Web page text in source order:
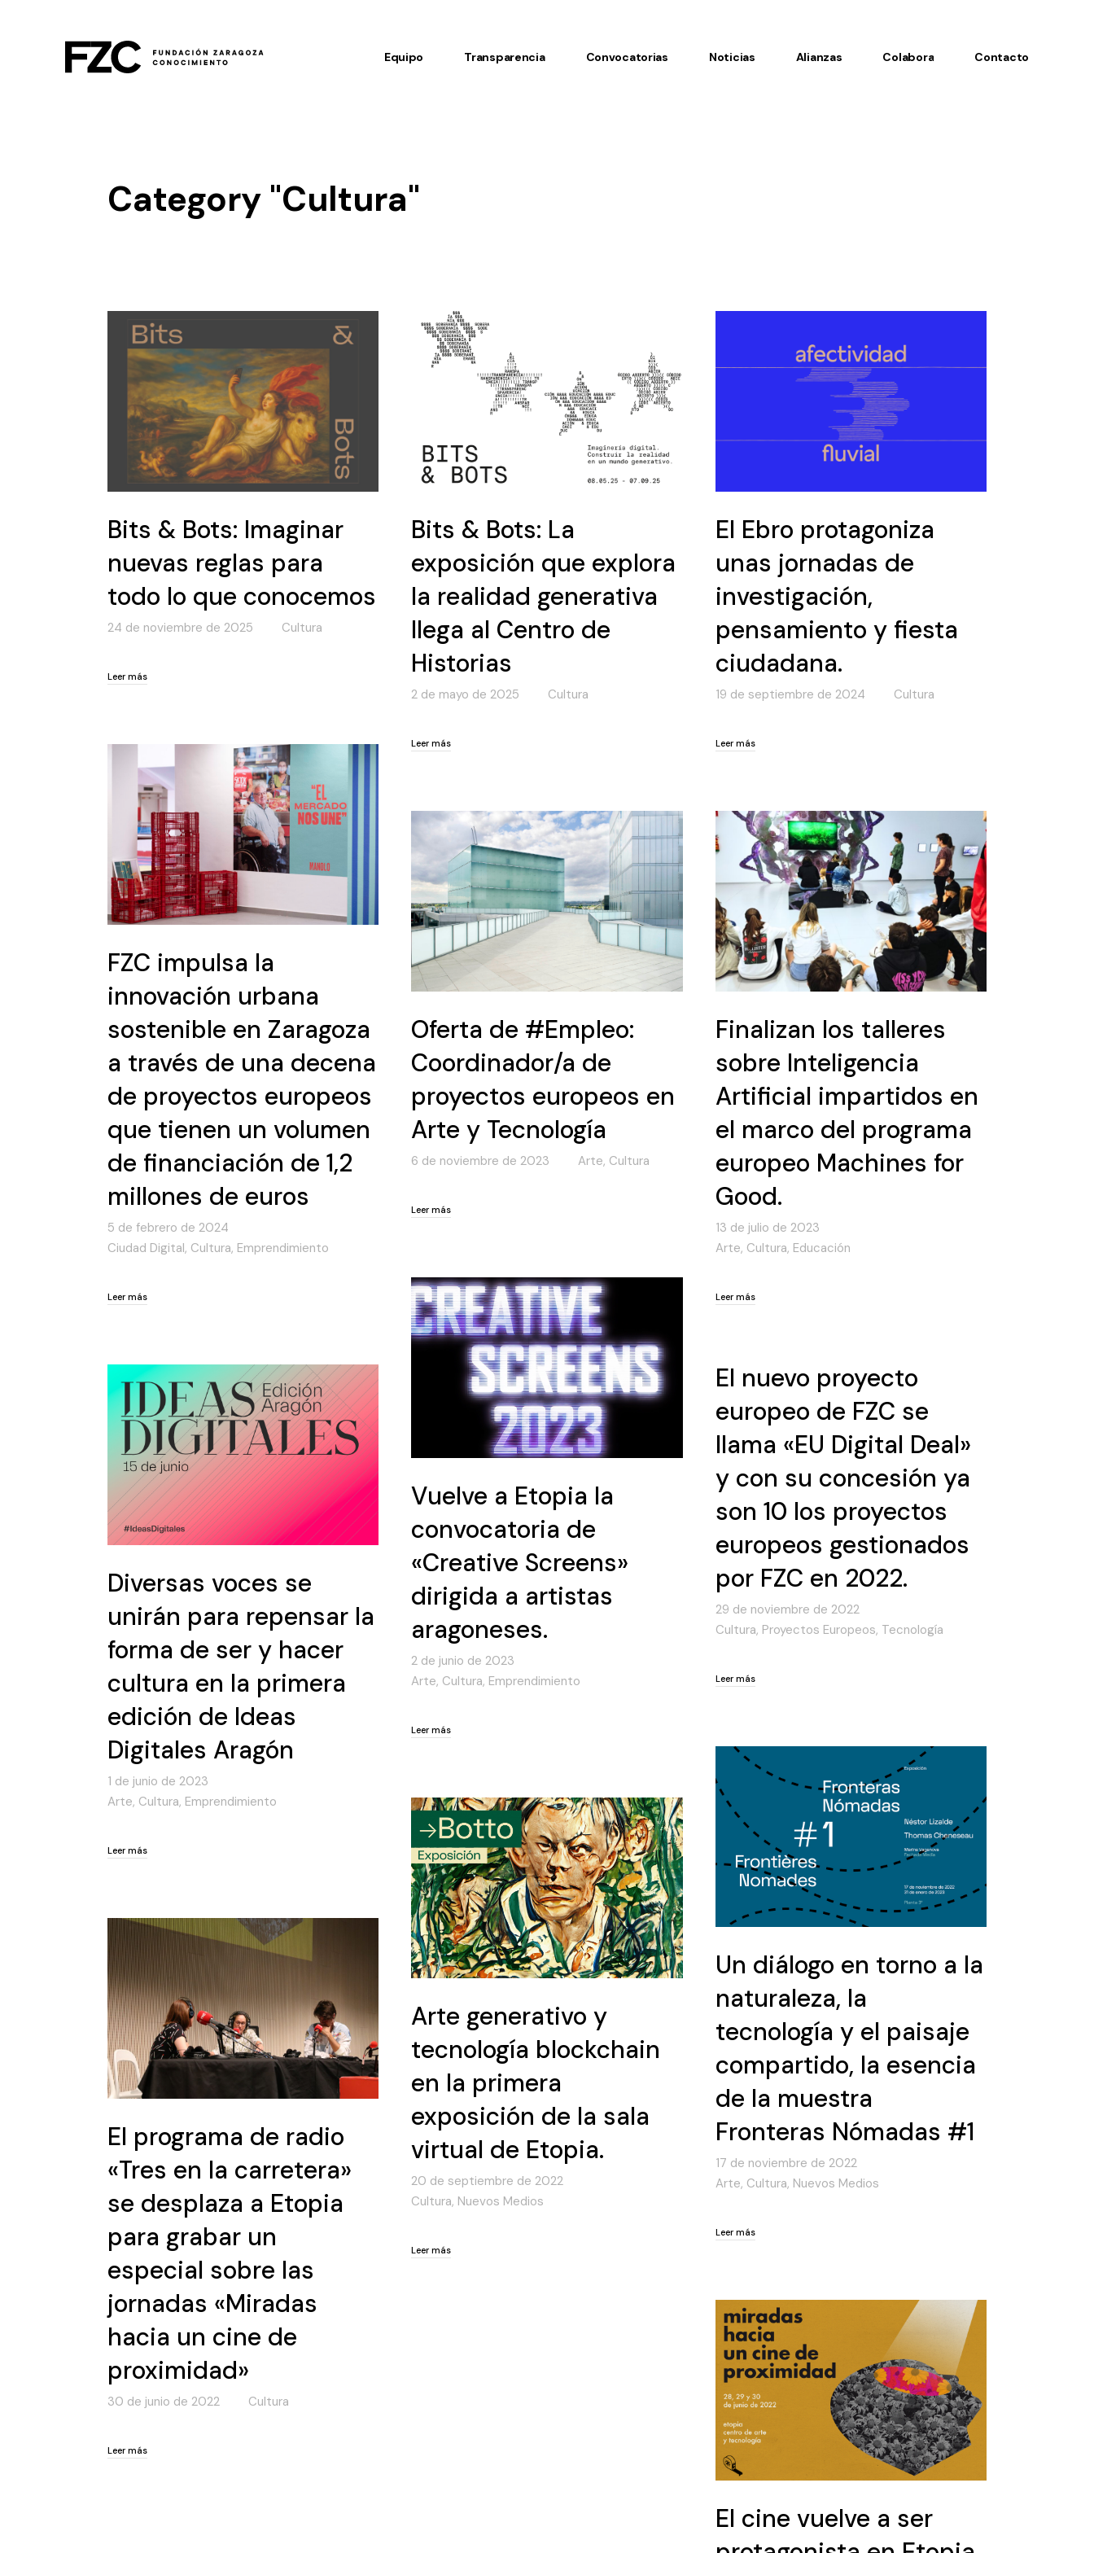
Equipo Transparencia Convocatorias Noticias Alianzas Colabora Contacto
Category "Cultura"
Bits & Bots: Imaginar
nuevas reglas para
todo lo que conocemos
24 de noviembre de 2025 Cultura
Leer más
Bits & Bots: La
exposición que explora
la realidad generativa
llega al Centro de
Historias
2 de mayo de 2025 Cultura
Leer más
El Ebro protagoniza
unas jornadas de
investigación,
pensamiento y fiesta
ciudadana.
19 de septiembre de 2024 Cultura
Leer más
FZC impulsa la
innovación urbana
sostenible en Zaragoza
a través de una decena
de proyectos europeos
que tienen un volumen
de financiación de 1,2
millones de euros
5 de febrero de 2024
Ciudad Digital, Cultura, Emprendimiento
Leer más
Oferta de #Empleo:
Coordinador/a de
proyectos europeos en
Arte y Tecnología
6 de noviembre de 2023 Arte, Cultura
Leer más
Finalizan los talleres
sobre Inteligencia
Artificial impartidos en
el marco del programa
europeo Machines for
Good.
13 de julio de 2023
Arte, Cultura, Educación
Leer más
Vuelve a Etopia la
convocatoria de
«Creative Screens»
dirigida a artistas
aragoneses.
2 de junio de 2023
Arte, Cultura, Emprendimiento
Leer más
Diversas voces se
unirán para repensar la
forma de ser y hacer
cultura en la primera
edición de Ideas
Digitales Aragón
1 de junio de 2023
Arte, Cultura, Emprendimiento
Leer más
El nuevo proyecto
europeo de FZC se
llama «EU Digital Deal»
y con su concesión ya
son 10 los proyectos
europeos gestionados
por FZC en 2022.
29 de noviembre de 2022
Cultura, Proyectos Europeos, Tecnología
Leer más
Un diálogo en torno a la
naturaleza, la
tecnología y el paisaje
compartido, la esencia
de la muestra
Fronteras Nómadas #1
17 de noviembre de 2022
Arte, Cultura, Nuevos Medios
Leer más
Arte generativo y
tecnología blockchain
en la primera
exposición de la sala
virtual de Etopia.
20 de septiembre de 2022
Cultura, Nuevos Medios
Leer más
El programa de radio
«Tres en la carretera»
se desplaza a Etopia
para grabar un
especial sobre las
jornadas «Miradas
hacia un cine de
proximidad»
30 de junio de 2022 Cultura
Leer más
El cine vuelve a ser